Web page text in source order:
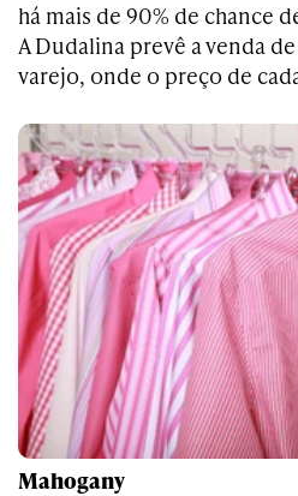
há mais de 90% de chance
A Dudalina prevê a venda
varejo, onde o preço de
Mahogany